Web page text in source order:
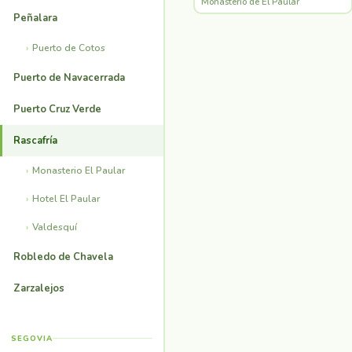
Peñalara
Puerto de Cotos
Puerto de Navacerrada
Puerto Cruz Verde
Rascafría
Monasterio El Paular
Hotel El Paular
Valdesquí
Robledo de Chavela
Zarzalejos
SEGOVIA